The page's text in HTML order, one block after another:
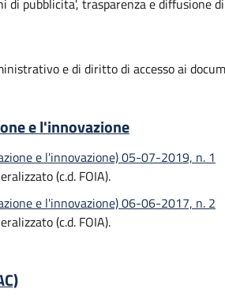
di pubblicita', trasparenza e diffusione
e di diritto di accesso ai
e l'innovazione
e l'innovazione) 05-07-2019, n. 1
(c.d. FOIA).
e l'innovazione) 06-06-2017, n. 2
(c.d. FOIA).